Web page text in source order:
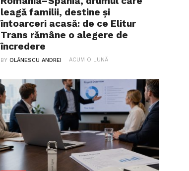
leagă familii, destine și
întoarceri acasă: de ce Elitur
Trans rămâne o alegere de
încredere
BYOLĂNESCU ANDREI ACUM O LUNĂ